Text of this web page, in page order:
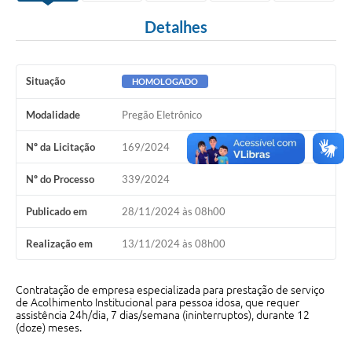
Arquivos para Download
Contas Públicas
Legislação
Perguntas Frequentes
Transparência
Audiências Públicas
Links
Telefones Úteis
Detalhes
Situação HOMOLOGADO
Modalidade Pregão Eletrônico
Nº da Licitação 169/2024
Nº do Processo 339/2024
Publicado em 28/11/2024 às 08h00
Realização em 13/11/2024 às 08h00
Contratação de empresa especializada para prestação de serviço
de Acolhimento Institucional para pessoa idosa, que requer
assistência 24h/dia, 7 dias/semana (ininterruptos), durante 12
(doze) meses.